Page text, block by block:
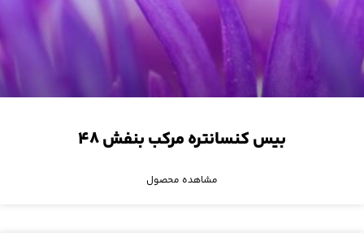
بیس کنسانتره مرکب بنفش ۴۸
مشاهده محصول